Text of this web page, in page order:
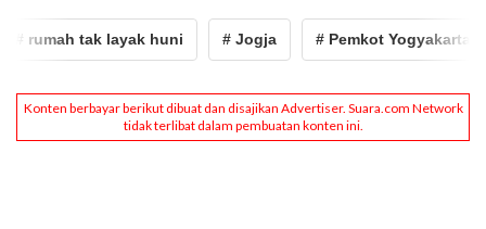
rumah tak layak huni # Jogja # Pemkot Yogyakarta